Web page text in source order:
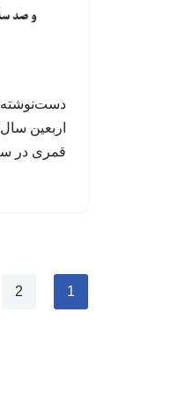
قمری در
1
2